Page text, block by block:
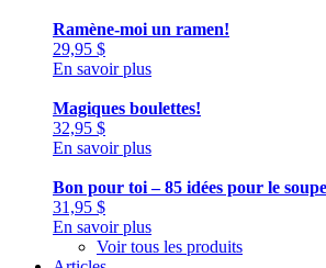
Ramène-moi un ramen!
29,95 $
En savoir plus
Magiques boulettes!
32,95 $
En savoir plus
Bon pour toi – 85 idées pour le
31,95 $
En savoir plus
Voir tous les produits